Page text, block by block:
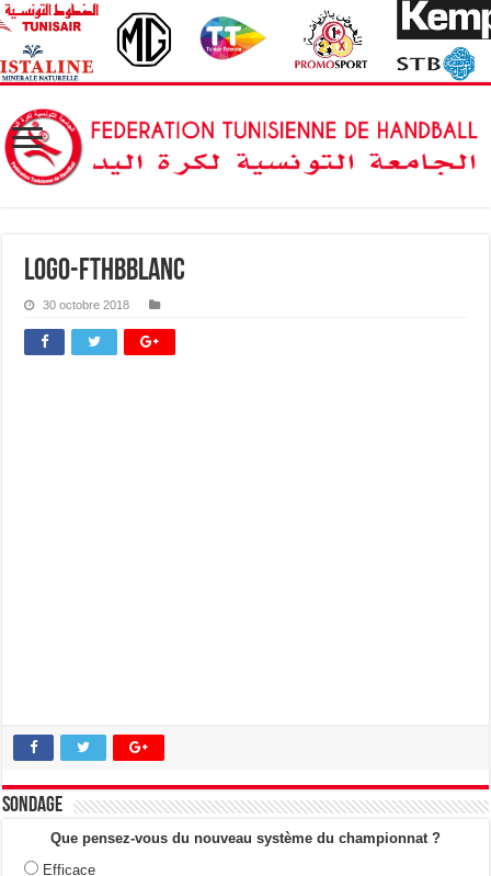
logo-FTHBblanc
30 octobre 2018
Sondage
Que pensez-vous du nouveau système du championnat ?
Efficace